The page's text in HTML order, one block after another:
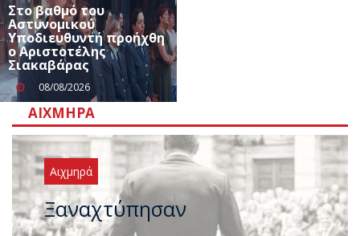
Στο βαθμό του
Αστυνομικού
Υποδιευθυντή προήχθη
ο Αριστοτέλης
Σιακαβάρας
08/08/2026
ΑΙΧΜΗΡΆ
Αιχμηρά
Μεταγραφικός «πυρετός» στο
ΠΑΣΟΚ μετά το καλοκαίρι